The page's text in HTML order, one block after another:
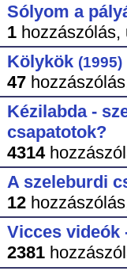
Sólyom a
1hozzászólás,
Kölykök (1995)
47
Kézilabda -
csapatotok?
4314
A szeleburdi
12
Vicces videók
2381